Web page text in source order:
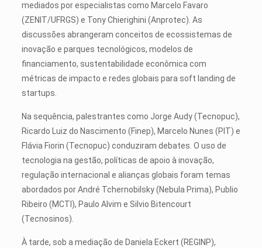
mediados por especialistas como Marcelo Favaro
(ZENIT/UFRGS) e Tony Chierighini (Anprotec). As
discussões abrangeram conceitos de ecossistemas de
inovação e parques tecnológicos, modelos de
financiamento, sustentabilidade econômica com
métricas de impacto e redes globais para soft landing de
startups.
Na sequência, palestrantes como Jorge Audy (Tecnopuc),
Ricardo Luiz do Nascimento (Finep), Marcelo Nunes (PIT) e
Flávia Fiorin (Tecnopuc) conduziram debates. O uso de
tecnologia na gestão, políticas de apoio à inovação,
regulação internacional e alianças globais foram temas
abordados por André Tchernobilsky (Nebula Prima), Publio
Ribeiro (MCTI), Paulo Alvim e Silvio Bitencourt
(Tecnosinos).
À tarde, sob a mediação de Daniela Eckert (REGINP),